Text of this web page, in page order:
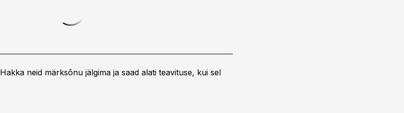
Hakka neid märksõnu jälgima ja saad alati teavituse, kui sel